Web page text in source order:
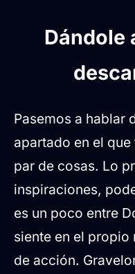
Dándole
Pasemos a hablar
apartado en el
par de cosas. Lo
inspiraciones,
es un poco entre
siente en el
de acción.